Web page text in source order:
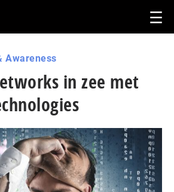
Awareness
in zee met